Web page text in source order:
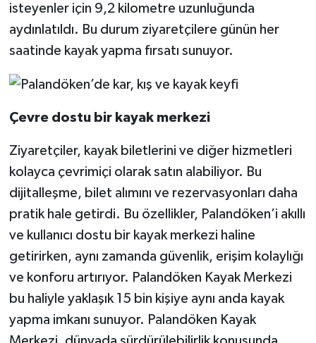
isteyenler için 9,2 kilometre uzunluğunda
aydınlatıldı. Bu durum ziyaretçilere günün her
saatinde kayak yapma fırsatı sunuyor.
Çevre dostu bir kayak merkezi
Ziyaretçiler, kayak biletlerini ve diğer hizmetleri
kolayca çevrimiçi olarak satın alabiliyor. Bu
dijitalleşme, bilet alımını ve rezervasyonları daha
pratik hale getirdi. Bu özellikler, Palandöken’i akıllı
ve kullanıcı dostu bir kayak merkezi haline
getirirken, aynı zamanda güvenlik, erişim kolaylığı
ve konforu artırıyor. Palandöken Kayak Merkezi
bu haliyle yaklaşık 15 bin kişiye aynı anda kayak
yapma imkanı sunuyor. Palandöken Kayak